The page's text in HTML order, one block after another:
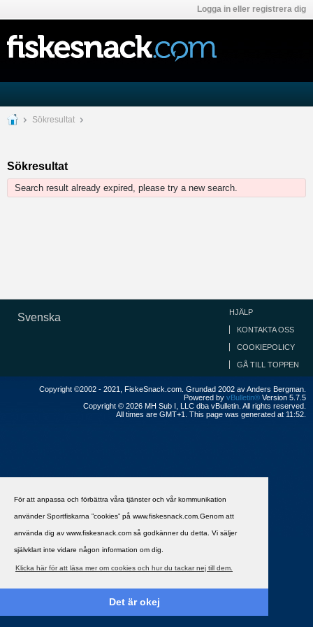
För att anpassa och förbättra våra tjänster och vår kommunikation
använder Sportfiskarna ”cookies” på www.fiskesnack.com.Genom att
använda dig av www.fiskesnack.com så godkänner du detta. Vi säljer
självklart inte vidare någon information om dig.
Klicka här för att läsa mer om cookies och hur du tackar nej till dem.
Det är okej
Logga in eller registrera dig
Sökresultat
Sökresultat
Search result already expired, please try a new search.
Svenska HJÄLP
KONTAKTA OSS
COOKIEPOLICY
GÅ TILL TOPPEN
Copyright ©2002 - 2021, FiskeSnack.com. Grundad 2002 av Anders Bergman.
Powered by vBulletin® Version 5.7.5
Copyright © 2026 MH Sub I, LLC dba vBulletin. All rights reserved.
All times are GMT+1. This page was generated at 11:52.